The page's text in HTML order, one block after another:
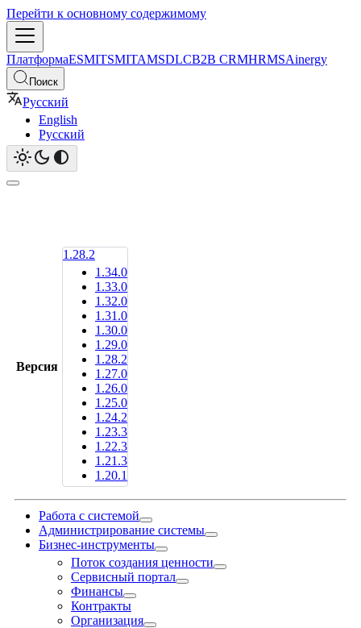
Перейти к основному содержимому
ПлатформаESMITSMITAMSDLCB2B CRMHRMSAinergy
Поиск
Русский
English
Русский
Версия
1.28.2
1.34.0
1.33.0
1.32.0
1.31.0
1.30.0
1.29.0
1.28.2
1.27.0
1.26.0
1.25.0
1.24.2
1.23.3
1.22.3
1.21.3
1.20.1
Работа с системой
Администрирование системы
Бизнес-инструменты
Поток создания ценности
Сервисный портал
Финансы
Контракты
Организация